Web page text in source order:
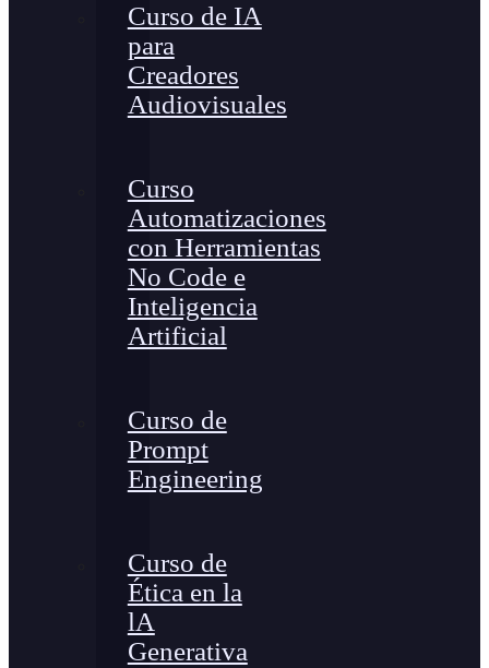
Curso de IA
para
Creadores
Audiovisuales
Curso
Automatizaciones
con Herramientas
No Code e
Inteligencia
Artificial
Curso de
Prompt
Engineering
Curso de
Ética en la
lA
Generativa